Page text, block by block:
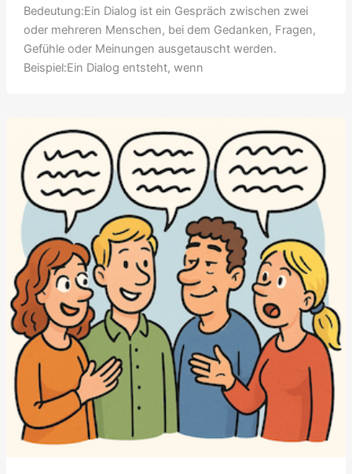
Bedeutung:Ein Dialog ist ein Gespräch zwischen zwei
oder mehreren Menschen, bei dem Gedanken, Fragen,
Gefühle oder Meinungen ausgetauscht werden.
Beispiel:Ein Dialog entsteht, wenn